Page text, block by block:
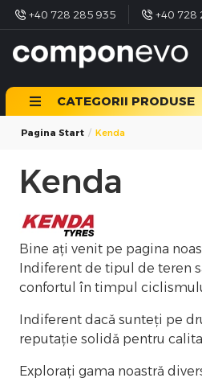
+40 728 285 935 +40 728
CATEGORII PRODUSE
Pagina Start Kenda
Kenda
Bine ați venit pe pagina
Indiferent de tipul de teren
confortul în timpul
Indiferent dacă sunteți pe
reputație solidă pentru
Explorați gama noastră